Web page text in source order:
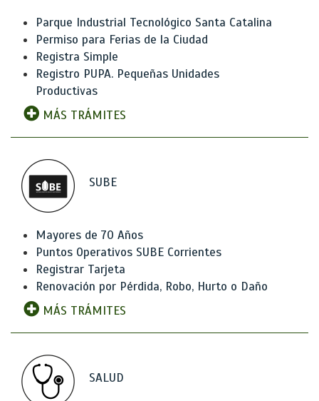
Parque Industrial Tecnológico Santa Catalina
Permiso para Ferias de la Ciudad
Registra Simple
Registro PUPA. Pequeñas Unidades
Productivas
MÁS TRÁMITES
SUBE
Mayores de 70 Años
Puntos Operativos SUBE Corrientes
Registrar Tarjeta
Renovación por Pérdida, Robo, Hurto o Daño
MÁS TRÁMITES
SALUD